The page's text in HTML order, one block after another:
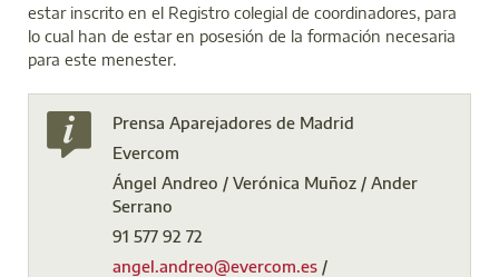
estar inscrito en el Registro colegial de coordinadores, para
lo cual han de estar en posesión de la formación necesaria
para este menester.
Prensa Aparejadores de Madrid
Evercom
Ángel Andreo / Verónica Muñoz / Ander
Serrano
91 577 92 72
angel.andreo@evercom.es /